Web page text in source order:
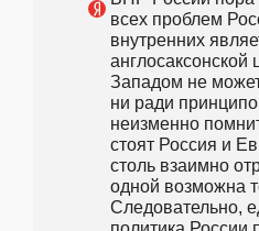
всех проблем
внутренних
Западом не
ни ради
неизменно
стоят Россия и
столь взаимно
одной возможна
Следовательно,